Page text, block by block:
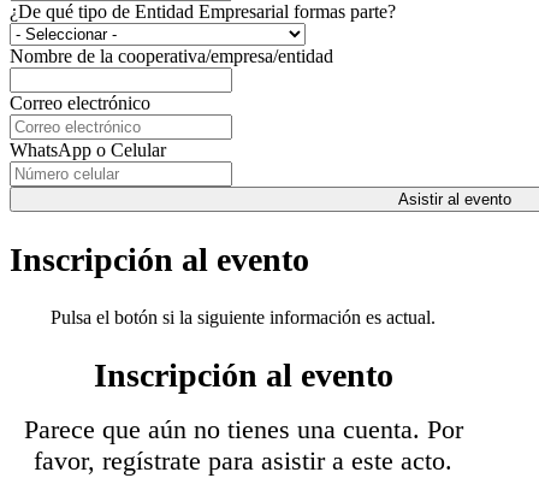
¿De qué tipo de Entidad Empresarial formas parte?
Nombre de la cooperativa/empresa/entidad
Correo electrónico
WhatsApp o Celular
Asistir al evento
Inscripción al evento
Pulsa el botón si la siguiente información es actual.
Inscripción al evento
Parece que aún no tienes una cuenta. Por
favor, regístrate para asistir a este acto.